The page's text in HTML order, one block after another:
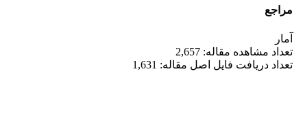
مراجع
آمار
تعداد مشاهده مقاله: 2,657
تعداد دریافت فایل اصل مقاله: 1,631